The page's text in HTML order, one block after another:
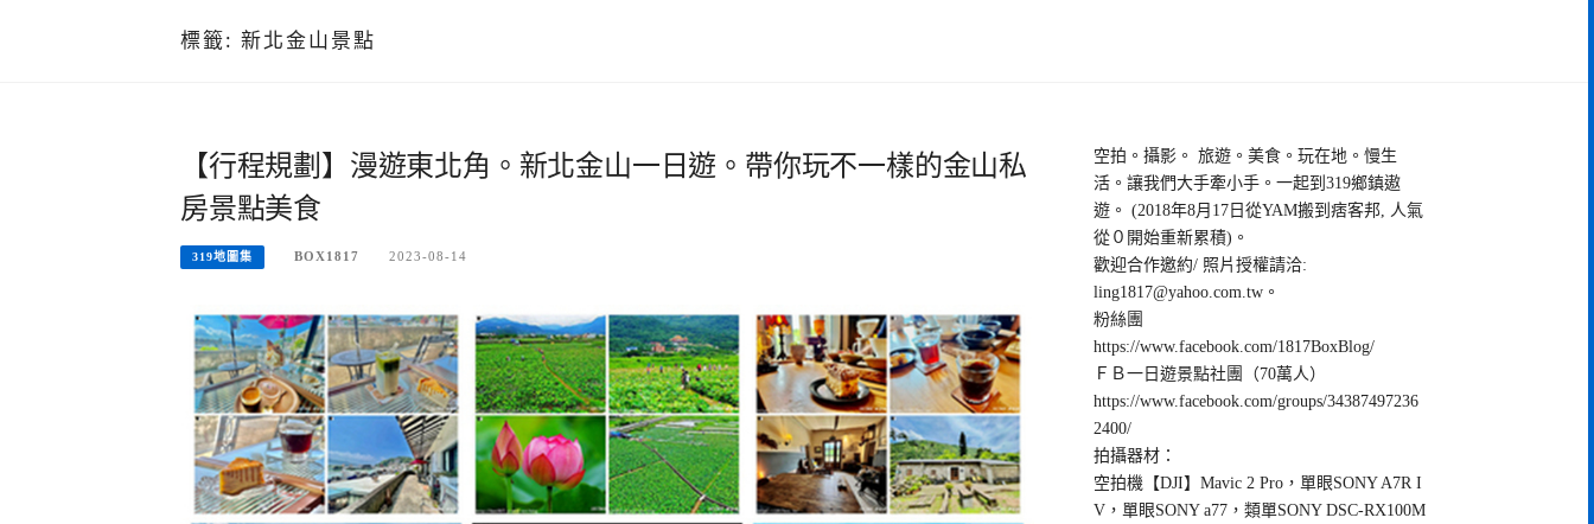
標籤: 新北金山景點
【行程規劃】漫遊東北角。新北金山一日遊。帶你玩不一樣的金山私
房景點美食
319地圖集 BOX1817 2023-08-14
空拍。攝影。 旅遊。美食。玩在地。慢生
活。讓我們大手牽小手。一起到319鄉鎮遨
遊。 (2018年8月17日從YAM搬到痞客邦, 人氣
從０開始重新累積)。
歡迎合作邀約/ 照片授權請洽:
ling1817@yahoo.com.tw 。
粉絲團
https://www.facebook.com/1817BoxBlog/
ＦＢ一日遊景點社團（70萬人）
https://www.facebook.com/groups/34387497236
2400/
拍攝器材：
空拍機【DJI】Mavic 2 Pro，單眼SONY A7R I
V，單眼SONY a77，類單SONY DSC-RX100M